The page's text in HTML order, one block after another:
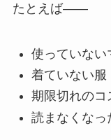
たとえば——
使っていない
着ていない服
期限切れのコ
読まなくなっ